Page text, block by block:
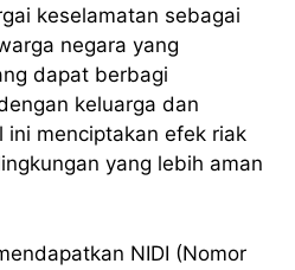
keselamatan sebagai
negara yang
dapat berbagi
keluarga dan
ini menciptakan efek riak
yang lebih aman
NIDI (Nomor